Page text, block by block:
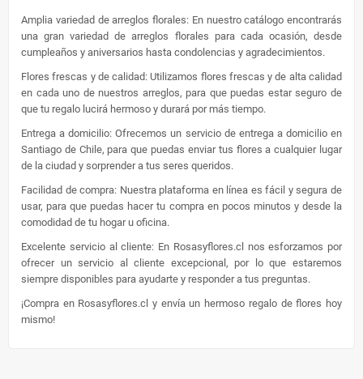
Amplia variedad de arreglos florales: En nuestro catálogo encontrarás
una gran variedad de arreglos florales para cada ocasión, desde
cumpleaños y aniversarios hasta condolencias y agradecimientos.
Flores frescas y de calidad: Utilizamos flores frescas y de alta calidad
en cada uno de nuestros arreglos, para que puedas estar seguro de
que tu regalo lucirá hermoso y durará por más tiempo.
Entrega a domicilio: Ofrecemos un servicio de entrega a domicilio en
Santiago de Chile, para que puedas enviar tus flores a cualquier lugar
de la ciudad y sorprender a tus seres queridos.
Facilidad de compra: Nuestra plataforma en línea es fácil y segura de
usar, para que puedas hacer tu compra en pocos minutos y desde la
comodidad de tu hogar u oficina.
Excelente servicio al cliente: En Rosasyflores.cl nos esforzamos por
ofrecer un servicio al cliente excepcional, por lo que estaremos
siempre disponibles para ayudarte y responder a tus preguntas.
¡Compra en Rosasyflores.cl y envía un hermoso regalo de flores hoy
mismo!